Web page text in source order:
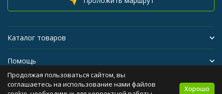
Каталог товаров
Помощь
Бренды
Продолжая пользоваться сайтом, вы
соглашаетесь на использование нами файлов
Хорошо